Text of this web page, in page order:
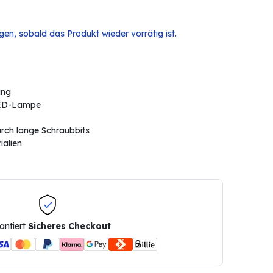
sobald das Produkt wieder vorrätig ist.
Lampe
lange Schraubbits
Sicheres Checkout